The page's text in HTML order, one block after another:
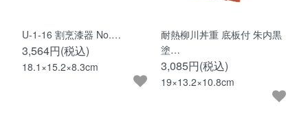
U-1-16 割烹漆器 No.…
3,564円(税込)
18.1×15.2×8.3cm
耐熱柳川丼重 底板付 朱内黒
塗…
3,085円(税込)
19×13.2×10.8cm